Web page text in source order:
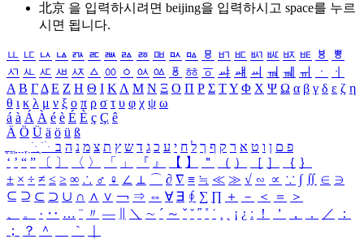
北京 을 입력하시려면 beijing을 입력하시고 space를 누르
시면 됩니다.
ㅥ ㅦ ㅧ ㅨ ㅩ ㅪ ㅫ ㅬ ㅭ ㅮ ㅯ ㅰ ㅱ ㅲ ㅳ ㅴ ㅵ ㅶ ㅷ ㅸ
ㅹ
ㅺ ㅻ ㅼ ㅽ ㅾ ㅿ ㆀ ㆁ ㆂ ㆃ ㆄ ㆅ ㆆ ㆇ ㆈ ㆉ ㆊ ㆋ ㆌ ㆍ
ㆎ
Α Β ΓΔ Ε Ζ Η Θ Ι ΚΛ Μ Ν Ξ Ο Π Ρ Σ ΤΥ Φ Χ Ψ Ω α β γ δ ε ζ η
θ ι κ λ μ ν ξ ο π ρ σ τ υ φ χ ψ ω
á à Á À é è É È ç Ç ê
Ä Ö Ü ä ö ü ß
ִֶֹ ֻּ ׁׂ פ ם ן ו ט א ר ק ף ך ל ח י ע כ ג ד ש ץ ת צ מ נ ה ב
‘ ’ “ ” 〔 〕 〈 〉 「 」 『 』 【 】 ＂ （ ） ［ ］ ｛ ｝
± × ÷ ≠ ≤ ≥ ∞ ∴ ♂ ♀ ∠ ⊥ ⌒ ∂ ∇ ≡ ≒ ≪ ≫ √ ∽ ∝ ∵ ∫ ∬ ∈ ∋
⊆ ⊇ ⊂ ⊃ ∪ ∩ ∧ ∨ ￢ ⇒ ⇔ ∀ ∃ ∮ ∑ ∏ ＋ － ＜ ＝
＞
、
。 · ‥ … ¨ 〃 ― ＼ ∼ ´ ～ ˇ ˘ ˝ ˚ ˙ ¸ ¡ ¿ ː ！ ＇ ， ． ／
：
；
？ ＾ ｀